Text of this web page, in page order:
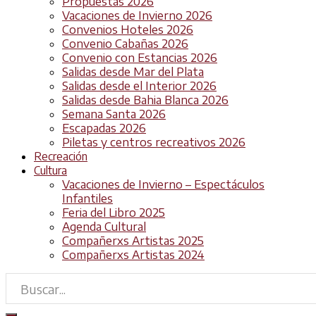
Vacaciones de Invierno 2026
Convenios Hoteles 2026
Convenio Cabañas 2026
Convenio con Estancias 2026
Salidas desde Mar del Plata
Salidas desde el Interior 2026
Salidas desde Bahia Blanca 2026
Semana Santa 2026
Escapadas 2026
Piletas y centros recreativos 2026
Recreación
Cultura
Vacaciones de Invierno – Espectáculos
Infantiles
Feria del Libro 2025
Agenda Cultural
Compañerxs Artistas 2025
Compañerxs Artistas 2024